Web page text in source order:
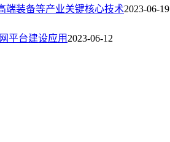
端装备等产业关键核心技术2023-06-19
平台建设应用 2023-06-12